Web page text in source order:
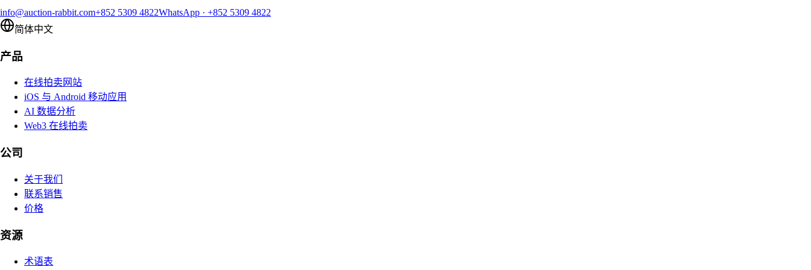
info@auction-rabbit.com+852 5309 4822WhatsApp · +852 5309 4822
简体中文
产品
在线拍卖网站
iOS 与 Android 移动应用
AI 数据分析
Web3 在线拍卖
公司
关于我们
联系销售
价格
资源
术语表